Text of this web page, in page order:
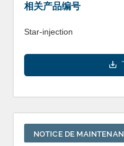
相关产品编号
Star-injection
NOTICE DE